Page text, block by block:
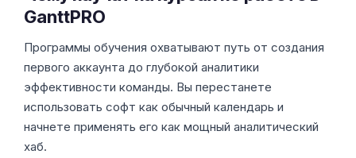
GanttPRO
Программы обучения охватывают путь от создания
первого аккаунта до глубокой аналитики
эффективности команды. Вы перестанете
использовать софт как обычный календарь и
начнете применять его как мощный аналитический
хаб.